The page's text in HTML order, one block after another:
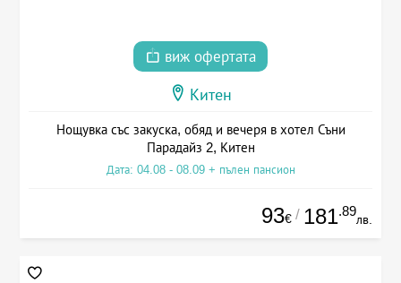
виж офертата
Китен
Нощувка със закуска, обяд и вечеря в хотел Съни
Парадайз 2, Китен
Дата: 04.08 - 08.09 + пълен пансион
93€ / 181.89
лв.